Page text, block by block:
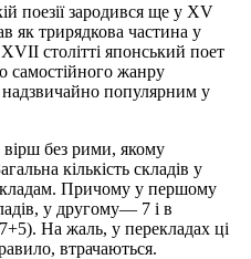
поезії зародився ще у XV
як трирядкова частина у
столітті японський поет
самостійного жанру
надзвичайно популярним у
без рими, якому
кількість складів у
Причому у першому
у другому— 7 і в
На жаль, у перекладах ці
втрачаються.